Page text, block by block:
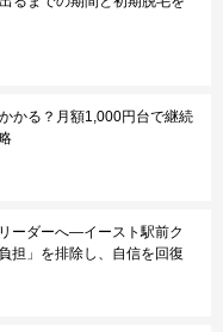
かる？月額1,000円台で継続
ーダーへ—イースト駅前ク
担」を排除し、自信を回復